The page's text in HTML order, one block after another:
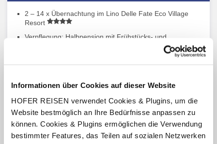
Informationen über Cookies auf dieser Website
HOFER REISEN verwendet Cookies & Plugins, um die
Website bestmöglich an Ihre Bedürfnisse anpassen zu
können. Cookies & Plugins ermöglichen die Verwendung
bestimmter Features, das Teilen auf sozialen Netzwerken
2 – 14 x Übernachtung im Lino Delle Fate Eco Village
Resort
Verpflegung: Halbpension mit Frühstücks- und
2 Liegen und 1 Sonnenschirm am Strand pro Unterkunft
Miniclub für Kinder von 3 – 12 Jahren (von Juni bis
Europacard für 10 % Ermäßigung in diversen Geschäften
und Restaurants sowie auf Thermalbadleistungen im
Thermalzentrum „Bibione Thermae“ (gültig für die Dauer
des Aufenthaltes)